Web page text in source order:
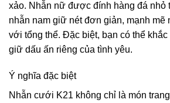
xảo. Nhẫn nữ được đính hàng đá nhỏ
nhẫn nam giữ nét đơn giản, mạnh mẽ
với tổng thể. Đặc biệt, bạn có thể
giữ dấu ấn riêng của tình yêu.
Ý nghĩa đặc biệt
Nhẫn cưới K21 không chỉ là món